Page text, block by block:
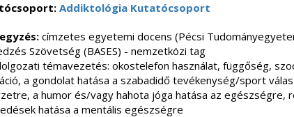
Addiktológia Kutatócsoport
címzetes egyetemi docens (Pécsi
Szövetség (BASES) - nemzetközi tag
témavezetés: okostelefon használat, függőség,
a gondolat hatása a szabadidő tevékenység/sport
a humor és/vagy hahota jóga hatása az egészségre,
hatása a mentális egészségre